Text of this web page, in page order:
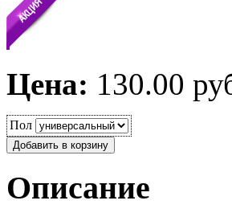
Цена: 130.00
Пол
Описание